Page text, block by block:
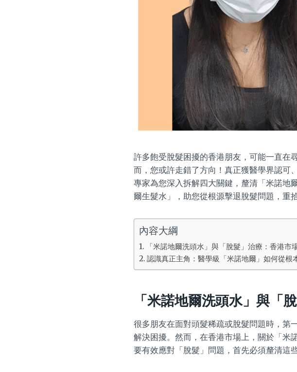
許多飽受脫髮困擾的香港朋友，可能一直在
而，您或許走錯了方向！真正獲醫學界認可
專家為您深入拆解四大關鍵，釐清「米諾地
爾生髮水」，助您從根源擊退脫髮問題，重
內容大綱
「米諾地爾洗頭水」與「脫髮」治療：香港市
認識真正主角：醫學級「米諾地爾」如何從
「米諾地爾洗頭水」與「
很多朋友在面對頭髮稀疏或脫髮問題時，第
解決困擾。然而，在香港市場上，關於「米
要有效應對「脫髮」問題，首先必須釐清這